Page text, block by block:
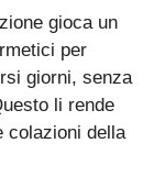
gioca un
per
giorni, senza
li rende
colazioni della